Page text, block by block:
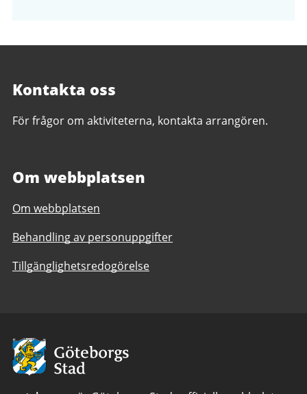
Kontakta oss
För frågor om aktiviteterna, kontakta arrangören.
Om webbplatsen
Om webbplatsen
Behandling av personuppgifter
Tillgänglighetsredogörelse
Avsändare